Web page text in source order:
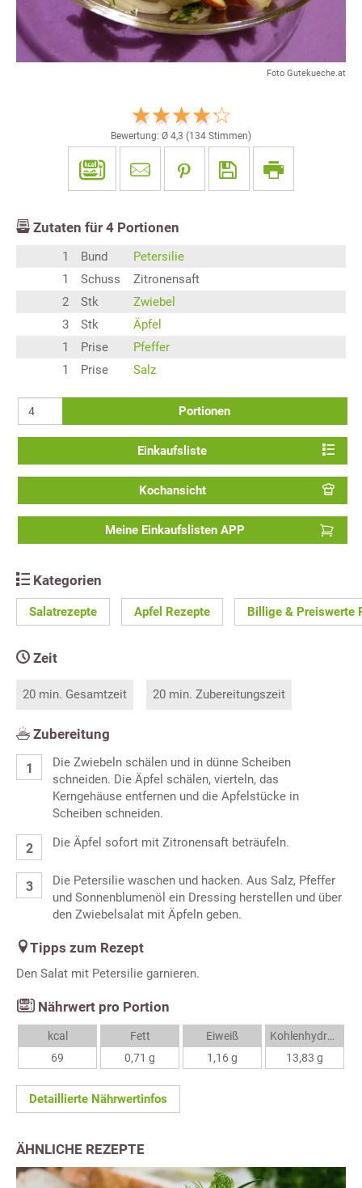
Foto Gutekueche.at
Bewertung: Ø 4,3 (134 Stimmen)
Zutaten für 4 Portionen
1 Bund
Petersilie
1
Schuss
Zitronensaft
2
Stk
Zwiebel
3
Stk
Äpfel
1
Prise
Pfeffer
1
Prise Salz
Portionen
Einkaufsliste
Kochansicht
Meine Einkaufslisten APP
Kategorien
Salatrezepte Apfel Rezepte Billige & Preiswerte
Zeit
20 min. Gesamtzeit 20 min. Zubereitungszeit
Zubereitung
Die Zwiebeln schälen und in dünne Scheiben
schneiden. Die Äpfel schälen, vierteln, das
Kerngehäuse entfernen und die Apfelstücke in
Scheiben schneiden.
Die Äpfel sofort mit Zitronensaft beträufeln.
Die Petersilie waschen und hacken. Aus Salz, Pfeffer
und Sonnenblumenöl ein Dressing herstellen und über
den Zwiebelsalat mit Äpfeln geben.
Tipps zum Rezept
Den Salat mit Petersilie garnieren.
Nährwert pro Portion
kcal
69
Fett
0,71 g
Eiweiß
1,16 g
Kohlenhydrate
13,83 g
Detaillierte Nährwertinfos
ÄHNLICHE REZEPTE